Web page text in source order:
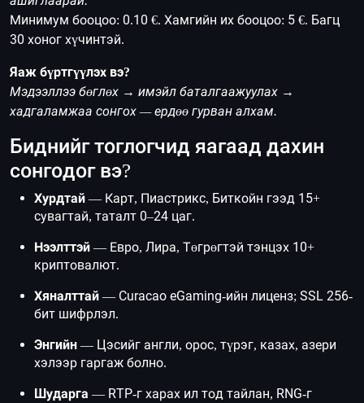
Минимум бооцоо: 0.10 €. Хамгийн их бооцоо: 5 €. Багц
30 хоног хүчинтэй.
Яаж бүртгүүлэх вэ?
Мэдээллээ бөглөх → имэйл баталгаажуулах →
хадгаламжаа сонгох — ердөө гурван алхам.
Биднийг тоглогчид яагаад дахин
сонгодог вэ?
Хурдтай — Карт, Пиастрикс, Биткойн гээд 15+
сувагтай, таталт 0–24 цаг.
Нээлттэй — Евро, Лира, Төгрөгтэй тэнцэх 10+
криптовалют.
Хяналттай — Curacao eGaming-ийн лиценз; SSL 256-
бит шифрлэл.
Энгийн — Цэсийг англи, орос, түрэг, казах, азери
хэлээр гаргаж болно.
Шударга — RTP-г харах ил тод тайлан, RNG-г